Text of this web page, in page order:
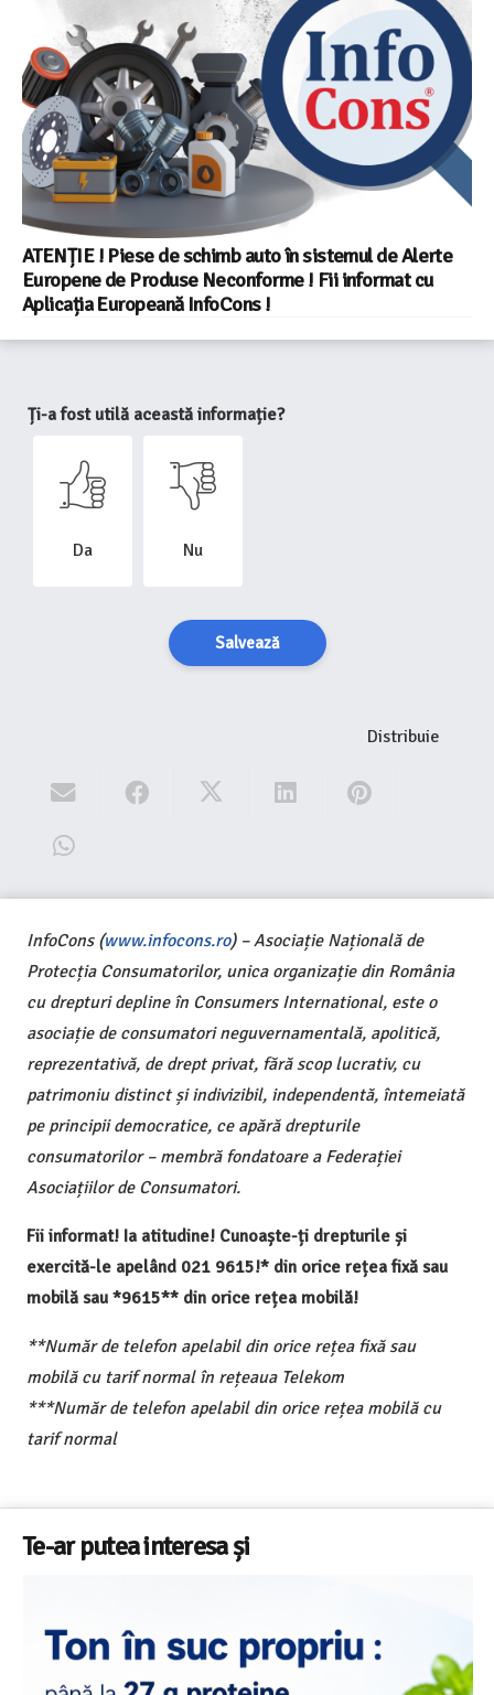
ATENȚIE ! Piese de schimb auto în sistemul de Alerte
Europene de Produse Neconforme ! Fii informat cu
Aplicația Europeană InfoCons !​
Ți-a fost utilă această informație?
Da Nu
Salvează
Distribuie
InfoCons (www.infocons.ro) – Asociație Națională de
Protecția Consumatorilor, unica organizație din România
cu drepturi depline în Consumers International, este o
asociație de consumatori neguvernamentală, apolitică,
reprezentativă, de drept privat, fără scop lucrativ, cu
patrimoniu distinct și indivizibil, independentă, întemeiată
pe principii democratice, ce apără drepturile
consumatorilor – membră fondatoare a Federației
Asociațiilor de Consumatori.
Fii informat! Ia atitudine! Cunoaște-ți drepturile și
exercită-le apelând 021 9615!* din orice rețea fixă sau
mobilă sau *9615** din orice rețea mobilă!
**Număr de telefon apelabil din orice rețea fixă sau
mobilă cu tarif normal în rețeaua Telekom
***Număr de telefon apelabil din orice rețea mobilă cu
tarif normal
Te-ar putea interesa și